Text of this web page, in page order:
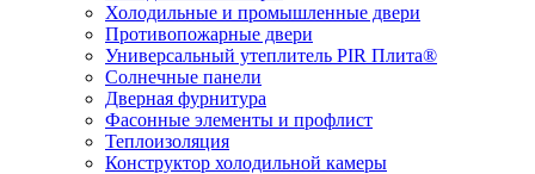
Холодильные и промышленные двери
Противопожарные двери
Универсальный утеплитель PIR Плита®
Солнечные панели
Дверная фурнитура
Фасонные элементы и профлист
Теплоизоляция
Конструктор холодильной камеры